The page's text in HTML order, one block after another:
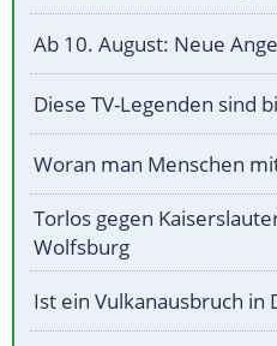
Ab 10. August: Neue
Diese TV-Legenden sind
Woran man Menschen
Torlos gegen
Wolfsburg
Ist ein Vulkanausbruch in